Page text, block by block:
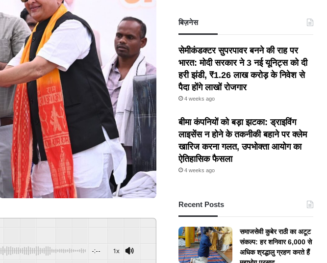
-:-- 1x
बिज़नेस
सेमीकंडक्टर सुपरपावर बनने की राह पर
भारत: मोदी सरकार ने 3 नई यूनिट्स को दी
हरी झंडी, ₹1.26 लाख करोड़ के निवेश से
पैदा होंगे लाखों रोजगार
4 weeks ago
बीमा कंपनियों को बड़ा झटका: ड्राइविंग
लाइसेंस न होने के तकनीकी बहाने पर क्लेम
खारिज करना गलत, उपभोक्ता आयोग का
ऐतिहासिक फैसला
4 weeks ago
Recent Posts
समाजसेवी कुबेर राठी का अटूट
संकल्प: हर शनिवार 6,000 से
अधिक श्रद्धालु ग्रहण करते हैं